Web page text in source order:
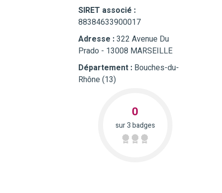
SIRET associé :
88384633900017
Adresse :322 Avenue Du
Prado - 13008 MARSEILLE
Département : Bouches-du-
Rhône (13)
0
sur 3 badges